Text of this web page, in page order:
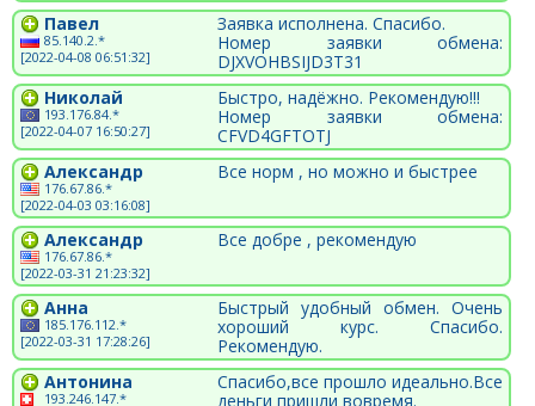
Павел
85.140.2.*
[2022-04-08 06:51:32]
Заявка исполнена. Спасибо.
Номер заявки обмена:
DJXVOHBSIJD3T31
Николай
193.176.84.*
[2022-04-07 16:50:27]
Быстро, надёжно. Рекомендую!!!
Номер заявки обмена:
CFVD4GFTOTJ
Александр
176.67.86.*
[2022-04-03 03:16:08]
Все норм , но можно и быстрее
Александр
176.67.86.*
[2022-03-31 21:23:32]
Все добре , рекомендую
Анна
185.176.112.*
[2022-03-31 17:28:26]
Быстрый удобный обмен. Очень
хороший курс. Спасибо.
Рекомендую.
Антонина
193.246.147.*
Спасибо,все прошло идеально.Все
деньги пришли вовремя.